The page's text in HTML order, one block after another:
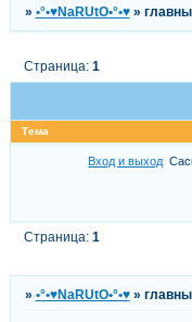
» •°•♥NaRUtO•°•♥ »
Страница: 1
Тема
Вход и выход
Страница: 1
» •°•♥NaRUtO•°•♥ »